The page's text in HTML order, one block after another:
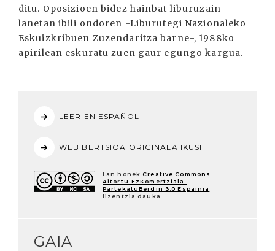
ditu. Oposizioen bidez hainbat liburuzain
lanetan ibili ondoren -Liburutegi Nazionaleko
Eskuizkribuen Zuzendaritza barne-, 1988ko
apirilean eskuratu zuen gaur egungo kargua.
LEER EN ESPAÑOL
WEB BERTSIOA ORIGINALA IKUSI
Lan honek Creative Commons
Aitortu-EzKomertziala-
PartekatuBerdin 3.0 Espainia
lizentzia dauka.
GAIA